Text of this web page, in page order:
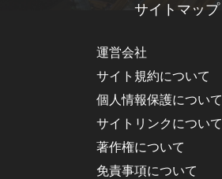
サイトマップ
運営会社
サイト規約について
個人情報保護について
サイトリンクについて
著作権について
免責事項について